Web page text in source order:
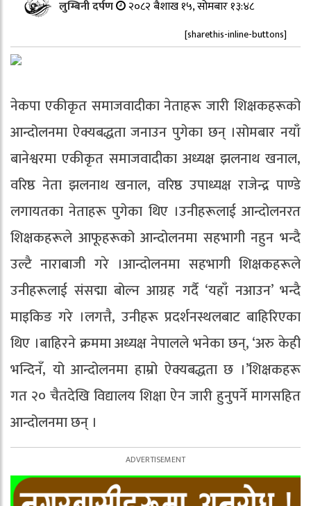
लुम्बिनी दर्पण २०८२ बैशाख १५, सोमबार १३:४८
[sharethis-inline-buttons]
नेकपा एकीकृत समाजवादीका नेताहरू जारी शिक्षकहरूको
आन्दोलनमा ऐक्यबद्धता जनाउन पुगेका छन् ।सोमबार नयाँ
बानेश्वरमा एकीकृत समाजवादीका अध्यक्ष झलनाथ खनाल,
वरिष्ठ नेता झलनाथ खनाल, वरिष्ठ उपाध्यक्ष राजेन्द्र पाण्डे
लगायतका नेताहरू पुगेका थिए ।उनीहरूलाई आन्दोलनरत
शिक्षकहरूले आफूहरूको आन्दोलनमा सहभागी नहुन भन्दै
उल्टै नाराबाजी गरे ।आन्दोलनमा सहभागी शिक्षकहरूले
उनीहरूलाई संसद्मा बोल्न आग्रह गर्दै ‘यहाँ नआउन’ भन्दै
माइकिङ गरे ।लगत्तै, उनीहरू प्रदर्शनस्थलबाट बाहिरिएका
थिए ।बाहिरने क्रममा अध्यक्ष नेपालले भनेका छन्, ‘अरु केही
भन्दिनँ, यो आन्दोलनमा हाम्रो ऐक्यबद्धता छ ।’शिक्षकहरू
गत २० चैतदेखि विद्यालय शिक्षा ऐन जारी हुनुपर्ने मागसहित
आन्दोलनमा छन् ।